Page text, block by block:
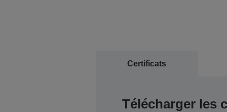
Certificats
Télécharger les